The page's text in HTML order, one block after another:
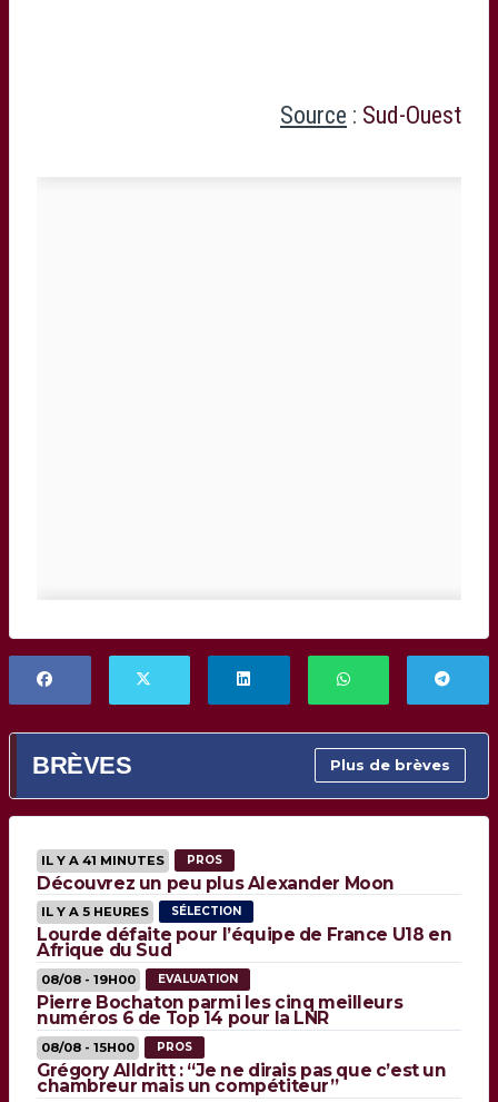
Source : Sud-Ouest
BRÈVES Plus de brèves
IL Y A 41 MINUTES PROS
Découvrez un peu plus Alexander Moon
IL Y A 5 HEURES SÉLECTION
Lourde défaite pour l’équipe de France U18 en
Afrique du Sud
08/08 - 19H00 EVALUATION
Pierre Bochaton parmi les cinq meilleurs
numéros 6 de Top 14 pour la LNR
08/08 - 15H00 PROS
Grégory Alldritt : “Je ne dirais pas que c’est un
chambreur mais un compétiteur”